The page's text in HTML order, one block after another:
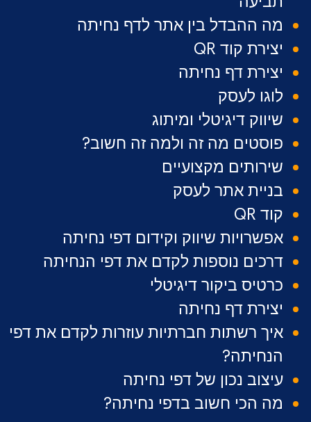
מה ההבדל בין אתר לדף נחיתה
יצירת קוד QR
יצירת דף נחיתה
לוגו לעסק
שיווק דיגיטלי ומיתוג
פוסטים מה זה ולמה זה חשוב?
שירותים מקצועיים
בניית אתר לעסק
קוד QR
אפשרויות שיווק וקידום דפי נחיתה
דרכים נוספות לקדם את דפי הנחיתה
כרטיס ביקור דיגיטלי
יצירת דף נחיתה
איך רשתות חברתיות עוזרות לקדם את דפי
הנחיתה?
עיצוב נכון של דפי נחיתה
מה הכי חשוב בדפי נחיתה?